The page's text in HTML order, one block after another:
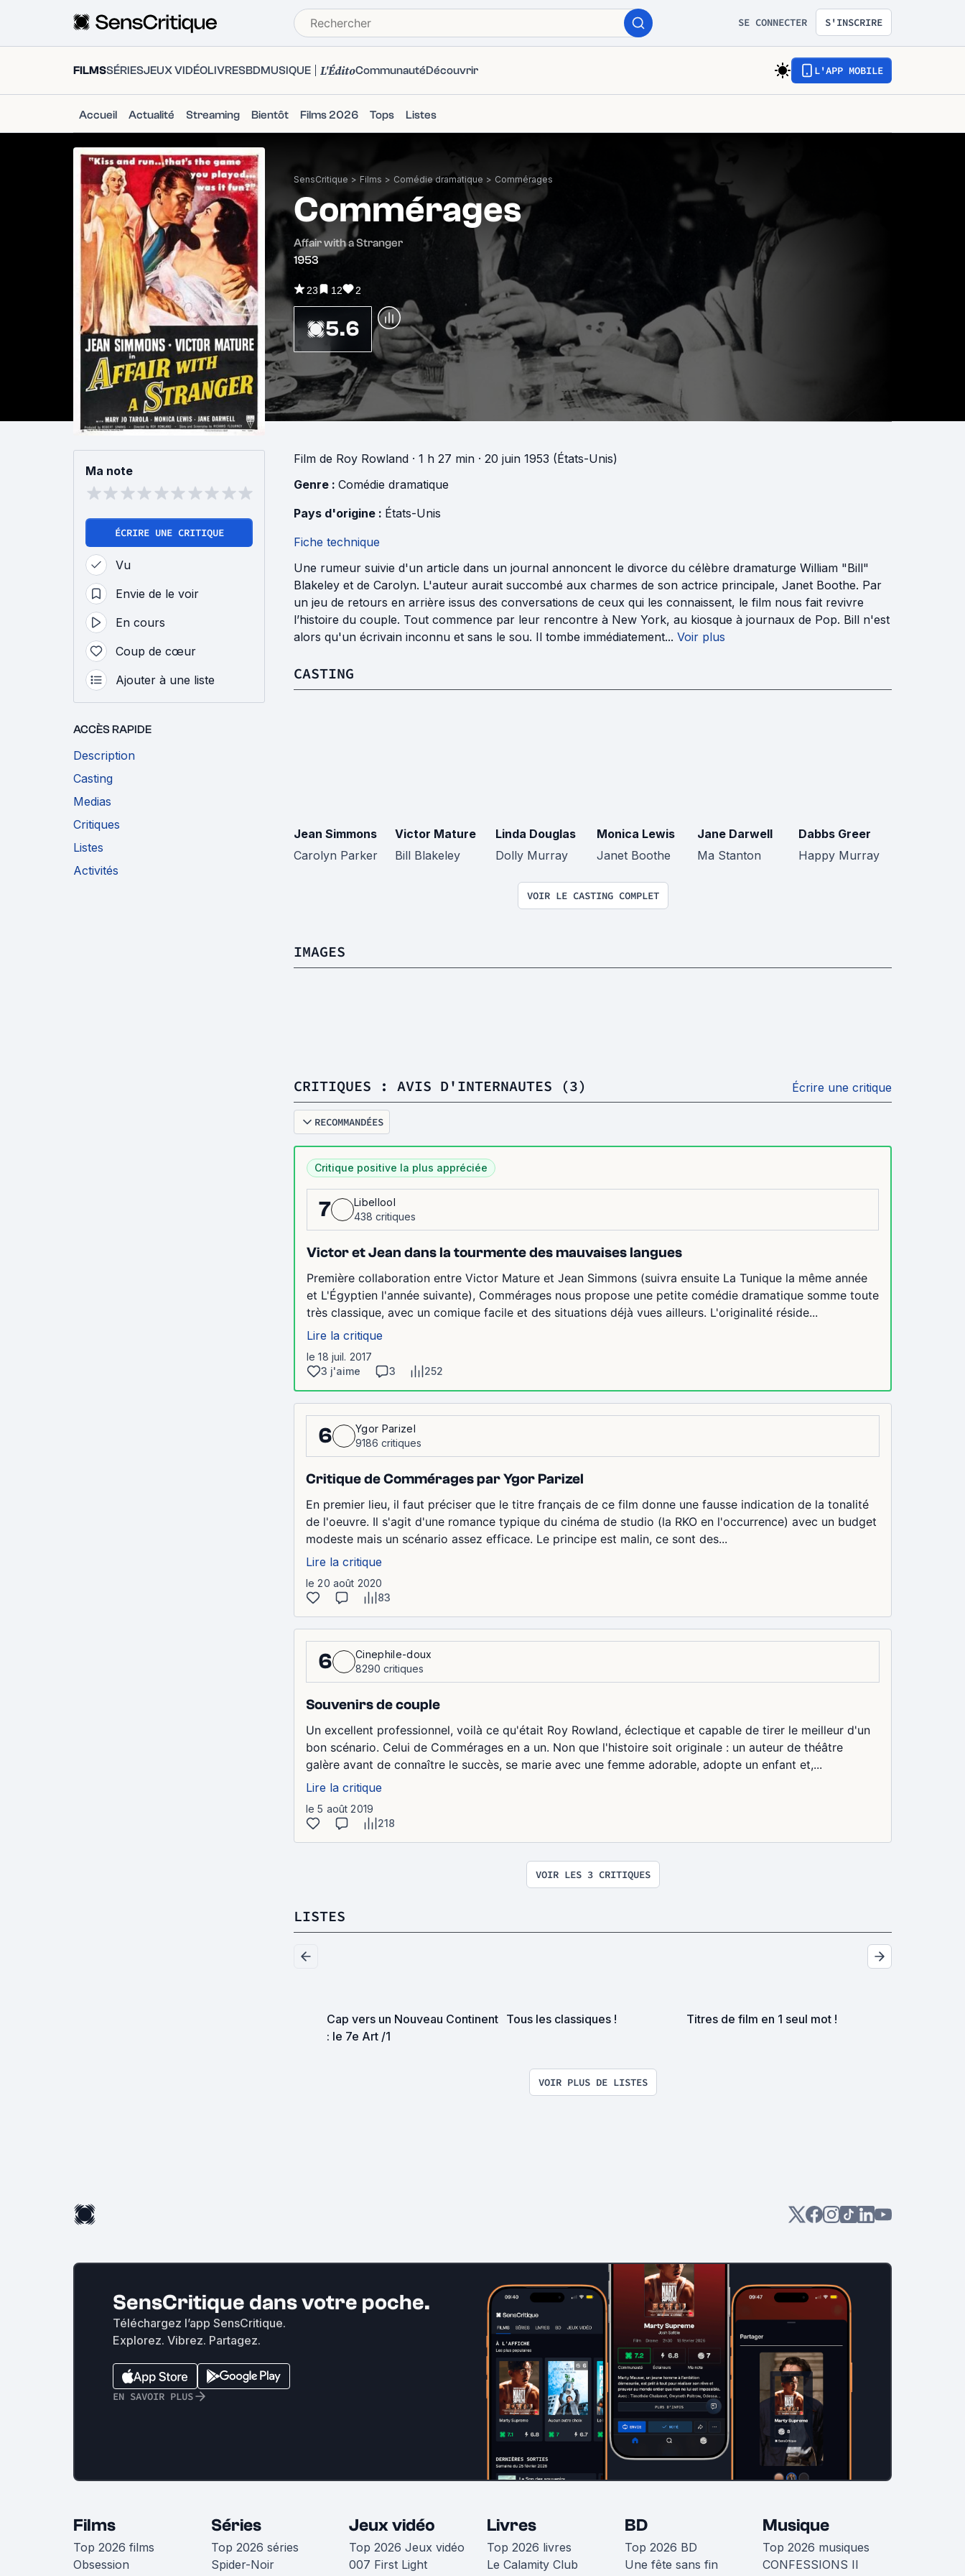
SE CONNECTER S'INSCRIRE
FILMSSÉRIESJEUX VIDÉOLIVRESBDMUSIQUE L'ÉditoCommunautéDécouvrir L'APP MOBILE
Accueil Actualité Streaming Bientôt Films 2026 Tops Listes
SensCritique > Films > Comédie dramatique > Commérages
Commérages
Affair with a Stranger
1953
23 12 2
5.6
Ma note
ÉCRIRE UNE CRITIQUE
Vu
Envie de le voir
En cours
Coup de cœur
Ajouter à une liste
ACCÈS RAPIDE
Description
Casting
Medias
Critiques
Listes
Activités
Film de Roy Rowland · 1 h 27 min · 20 juin 1953 (États-Unis)
Genre : Comédie dramatique
Pays d'origine : États-Unis
Fiche technique
Une rumeur suivie d'un article dans un journal annoncent le divorce du célèbre dramaturge William "Bill"
Blakeley et de Carolyn. L'auteur aurait succombé aux charmes de son actrice principale, Janet Boothe. Par
un jeu de retours en arrière issus des conversations de ceux qui les connaissent, le film nous fait revivre
l’histoire du couple. Tout commence par leur rencontre à New York, au kiosque à journaux de Pop. Bill n'est
alors qu'un écrivain inconnu et sans le sou. Il tombe immédiatement... Voir plus
CASTING
Jean Simmons
Carolyn Parker
Victor Mature
Bill Blakeley
Linda Douglas
Dolly Murray
Monica Lewis
Janet Boothe
Jane Darwell
Ma Stanton
Dabbs Greer
Happy Murray
VOIR LE CASTING COMPLET
IMAGES
CRITIQUES : AVIS D'INTERNAUTES (3) Écrire une critique
RECOMMANDÉES
Critique positive la plus appréciée
7
Libellool
438 critiques
Victor et Jean dans la tourmente des mauvaises langues
Première collaboration entre Victor Mature et Jean Simmons (suivra ensuite La Tunique la même année
et L'Égyptien l'année suivante), Commérages nous propose une petite comédie dramatique somme toute
très classique, avec un comique facile et des situations déjà vues ailleurs. L'originalité réside...
Lire la critique
le 18 juil. 2017
3 j'aime
3 252
6
Ygor Parizel
9186 critiques
Critique de Commérages par Ygor Parizel
En premier lieu, il faut préciser que le titre français de ce film donne une fausse indication de la tonalité
de l'oeuvre. Il s'agit d'une romance typique du cinéma de studio (la RKO en l'occurrence) avec un budget
modeste mais un scénario assez efficace. Le principe est malin, ce sont des...
Lire la critique
le 20 août 2020
83
6
Cinephile-doux
8290 critiques
Souvenirs de couple
Un excellent professionnel, voilà ce qu'était Roy Rowland, éclectique et capable de tirer le meilleur d'un
bon scénario. Celui de Commérages en a un. Non que l'histoire soit originale : un auteur de théâtre
galère avant de connaître le succès, se marie avec une femme adorable, adopte un enfant et,...
Lire la critique
le 5 août 2019
218
VOIR LES 3 CRITIQUES
LISTES
Cap vers un Nouveau Continent
: le 7e Art /1
Tous les classiques ! Titres de film en 1 seul mot !
VOIR PLUS DE LISTES
SensCritique dans votre poche.
Téléchargez l’app SensCritique.
Explorez. Vibrez. Partagez.
EN SAVOIR PLUS
Films
Top 2026 films
Obsession
Séries
Top 2026 séries
Spider-Noir
Jeux vidéo
Top 2026 Jeux vidéo
007 First Light
Livres
Top 2026 livres
Le Calamity Club
BD
Top 2026 BD
Une fête sans fin
Musique
Top 2026 musiques
CONFESSIONS II